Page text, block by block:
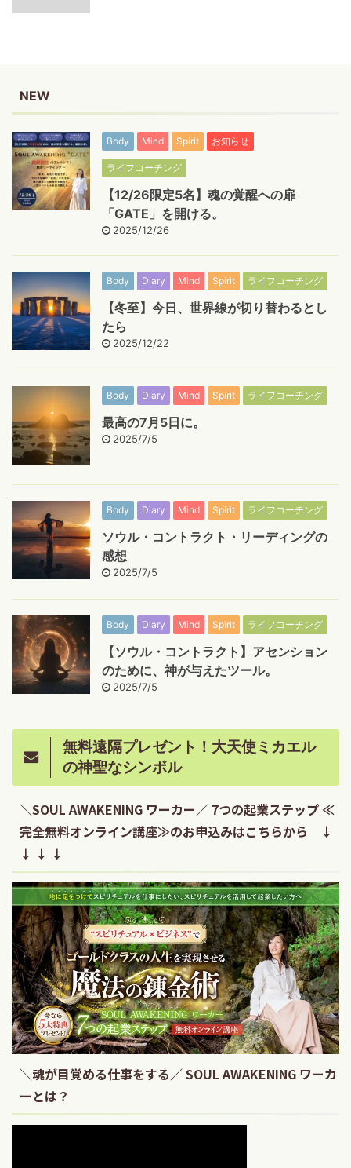
NEW
Body Mind Spirit お知らせ
ライフコーチング
【12/26限定5名】魂の覚醒への扉
「GATE」を開ける。
2025/12/26
Body Diary Mind Spirit ライフコーチング
【冬至】今日、世界線が切り替わるとし
たら
2025/12/22
Body Diary Mind Spirit ライフコーチング
最高の7月5日に。
2025/7/5
Body Diary Mind Spirit ライフコーチング
ソウル・コントラクト・リーディングの
感想
2025/7/5
Body Diary Mind Spirit ライフコーチング
【ソウル・コントラクト】アセンション
のために、神が与えたツール。
2025/7/5
無料遠隔プレゼント！大天使ミカエル
の神聖なシンボル
＼SOUL AWAKENING ワーカー／ 7つの起業ステップ ≪
完全無料オンライン講座≫のお申込みはこちらから ↓
↓ ↓ ↓
＼魂が目覚める仕事をする／ SOUL AWAKENING ワーカ
ーとは？